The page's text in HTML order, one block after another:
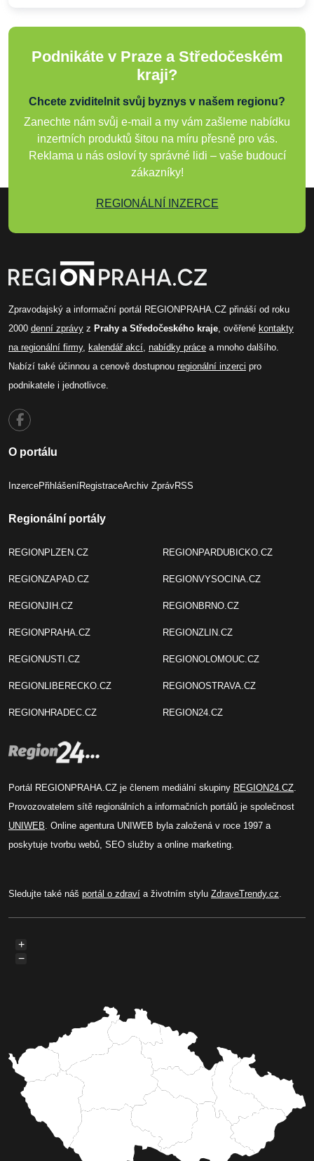
Podnikáte v Praze a Středočeském
kraji?
Chcete zviditelnit svůj byznys v našem regionu?
Zanechte nám svůj e-mail a my vám zašleme nabídku
inzertních produktů šitou na míru přesně pro vás.
Reklama u nás osloví ty správné lidi – vaše budoucí
zákazníky!
REGIONÁLNÍ INZERCE
Zpravodajský a informační portál REGIONPRAHA.CZ přináší od roku
2000 denní zprávy z Prahy a Středočeského kraje, ověřené kontakty
na regionální firmy, kalendář akcí, nabídky práce a mnoho dalšího.
Nabízí také účinnou a cenově dostupnou regionální inzerci pro
podnikatele i jednotlivce.
O portálu
InzercePřihlášeníRegistraceArchiv ZprávRSS
Regionální portály
REGIONPLZEN.CZ
REGIONZAPAD.CZ
REGIONJIH.CZ
REGIONPRAHA.CZ
REGIONUSTI.CZ
REGIONLIBERECKO.CZ
REGIONHRADEC.CZ
REGIONPARDUBICKO.CZ
REGIONVYSOCINA.CZ
REGIONBRNO.CZ
REGIONZLIN.CZ
REGIONOLOMOUC.CZ
REGIONOSTRAVA.CZ
REGION24.CZ
Portál REGIONPRAHA.CZ je členem mediální skupiny REGION24.CZ.
Provozovatelem sítě regionálních a informačních portálů je společnost
UNIWEB. Online agentura UNIWEB byla založená v roce 1997 a
poskytuje tvorbu webů, SEO služby a online marketing.
Sledujte také náš portál o zdraví a životním stylu ZdraveTrendy.cz.
+
−